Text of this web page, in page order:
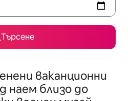
Търсене
ваканционни
наем близо до